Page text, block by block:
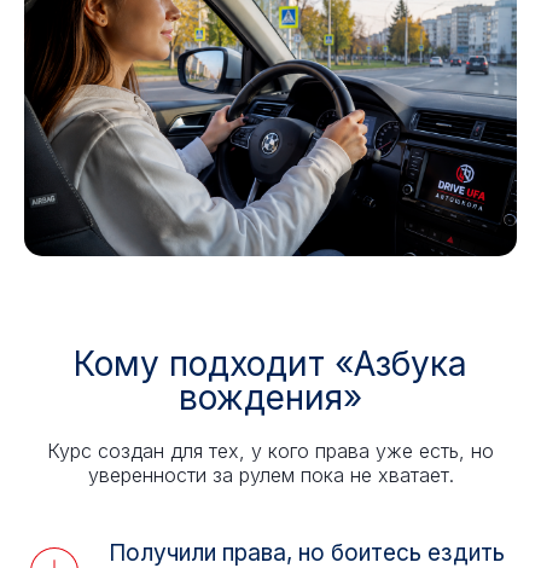
Кому подходит «Азбука
вождения»
Курс создан для тех, у кого права уже есть, но
уверенности за рулем пока не хватает.
Получили права, но боитесь ездить